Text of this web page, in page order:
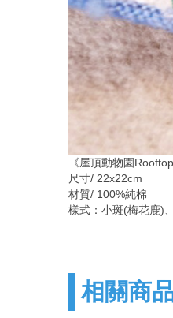
《屋頂動物園
尺寸/ 22x22cm
材質/ 100%純棉
樣式：小斑(梅花鹿)
相關商